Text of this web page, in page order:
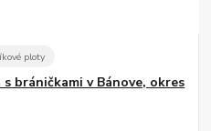
ploty
bráničkami v Bánove, okres